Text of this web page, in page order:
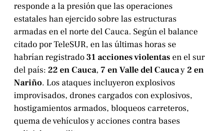
responde a la presión que las operaciones
estatales han ejercido sobre las estructuras
armadas en el norte del Cauca. Según el balance
citado por TeleSUR, en las últimas horas se
habrían registrado31 acciones violentas en el sur
del país: 22 en Cauca, 7 en Valle del Caucay2 en
Nariño. Los ataques incluyeron explosivos
improvisados, drones cargados con explosivos,
hostigamientos armados, bloqueos carreteros,
quema de vehículos y acciones contra bases